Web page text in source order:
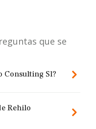
que se
Consulting Sl?
Rehilo